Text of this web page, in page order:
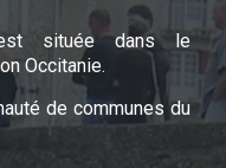
située dans le
Occitanie.
de communes du